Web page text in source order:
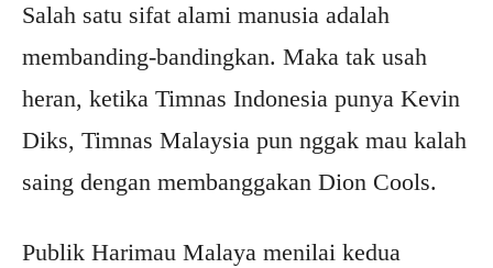
Salah satu sifat alami manusia adalah
membanding-bandingkan. Maka tak usah
heran, ketika Timnas Indonesia punya Kevin
Diks, Timnas Malaysia pun nggak mau kalah
saing dengan membanggakan Dion Cools.
Publik Harimau Malaya menilai kedua